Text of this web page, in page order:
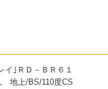
｣ＲＤ－ＢＲ６１
地上/BS/110度CS